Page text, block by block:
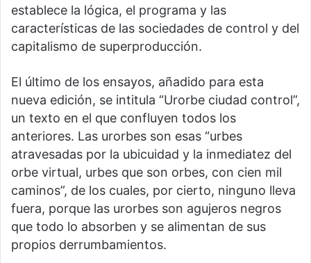
establece la lógica, el programa y las
características de las sociedades de control y del
capitalismo de superproducción.
El último de los ensayos, añadido para esta
nueva edición, se intitula “Urorbe ciudad control”,
un texto en el que confluyen todos los
anteriores. Las urorbes son esas “urbes
atravesadas por la ubicuidad y la inmediatez del
orbe virtual, urbes que son orbes, con cien mil
caminos”, de los cuales, por cierto, ninguno lleva
fuera, porque las urorbes son agujeros negros
que todo lo absorben y se alimentan de sus
propios derrumbamientos.